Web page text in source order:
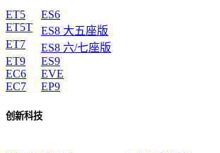
ET5
ET5T
ET7
ET9
EC6
EC7
ES6
ES8 大五座版
ES8 六/七座版
ES9
EVE
EP9
创新科技